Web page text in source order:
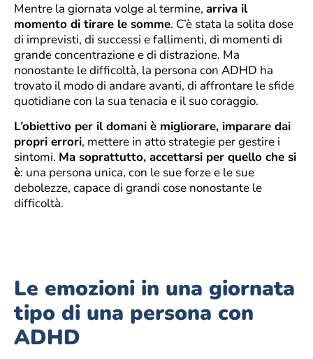
Mentre la giornata volge al termine, arriva il
momento di tirare le somme. C’è stata la solita dose
di imprevisti, di successi e fallimenti, di momenti di
grande concentrazione e di distrazione. Ma
nonostante le difficoltà, la persona con ADHD ha
trovato il modo di andare avanti, di affrontare le sfide
quotidiane con la sua tenacia e il suo coraggio.
L’obiettivo per il domani è migliorare, imparare dai
propri errori, mettere in atto strategie per gestire i
sintomi. Ma soprattutto, accettarsi per quello che si
è: una persona unica, con le sue forze e le sue
debolezze, capace di grandi cose nonostante le
difficoltà.
Le emozioni in una giornata
tipo di una persona con
ADHD